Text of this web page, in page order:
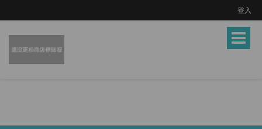
登入
Toggle